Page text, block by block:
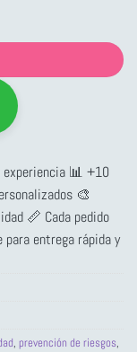
📊 +10
🎨
📏 Cada pedido
entrega rápida y
, prevención de riesgos,